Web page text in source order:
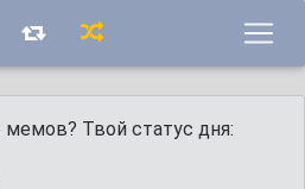
Твой статус дня: